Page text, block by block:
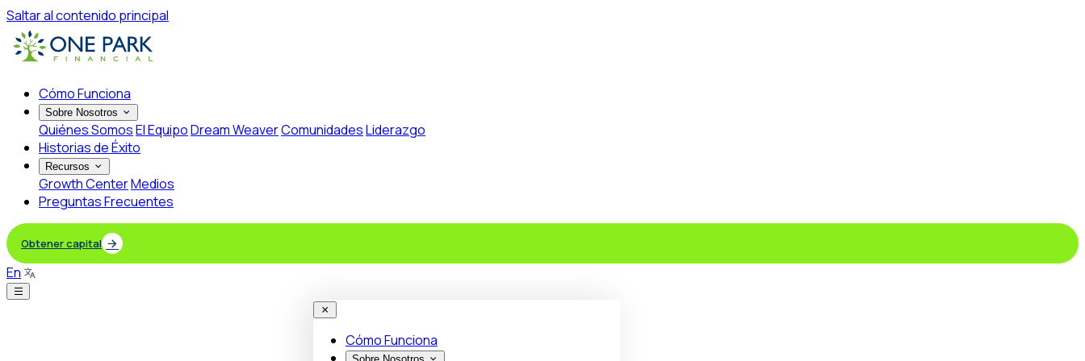
Saltar al contenido principal
Cómo Funciona
Sobre Nosotros
Quiénes SomosEl EquipoDream WeaverComunidadesLiderazgo
Historias de Éxito
Recursos
Growth CenterMedios
Preguntas Frecuentes
Obtener capital
En
Cómo Funciona